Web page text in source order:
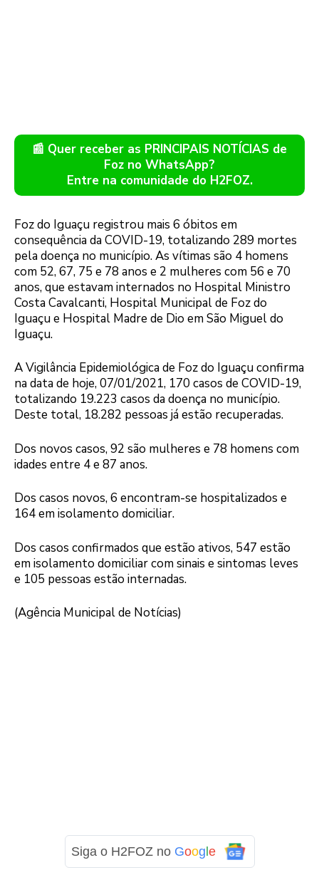
📰 Quer receber as PRINCIPAIS NOTÍCIAS de
Foz no WhatsApp?
Entre na comunidade do H2FOZ.
Foz do Iguaçu registrou mais 6 óbitos em
consequência da COVID-19, totalizando 289 mortes
pela doença no município. As vítimas são 4 homens
com 52, 67, 75 e 78 anos e 2 mulheres com 56 e 70
anos, que estavam internados no Hospital Ministro
Costa Cavalcanti, Hospital Municipal de Foz do
Iguaçu e Hospital Madre de Dio em São Miguel do
Iguaçu.
A Vigilância Epidemiológica de Foz do Iguaçu confirma
na data de hoje, 07/01/2021, 170 casos de COVID-19,
totalizando 19.223 casos da doença no município.
Deste total, 18.282 pessoas já estão recuperadas.
Dos novos casos, 92 são mulheres e 78 homens com
idades entre 4 e 87 anos.
Dos casos novos, 6 encontram-se hospitalizados e
164 em isolamento domiciliar.
Dos casos confirmados que estão ativos, 547 estão
em isolamento domiciliar com sinais e sintomas leves
e 105 pessoas estão internadas.
(Agência Municipal de Notícias)
Siga o H2FOZ no Goog e